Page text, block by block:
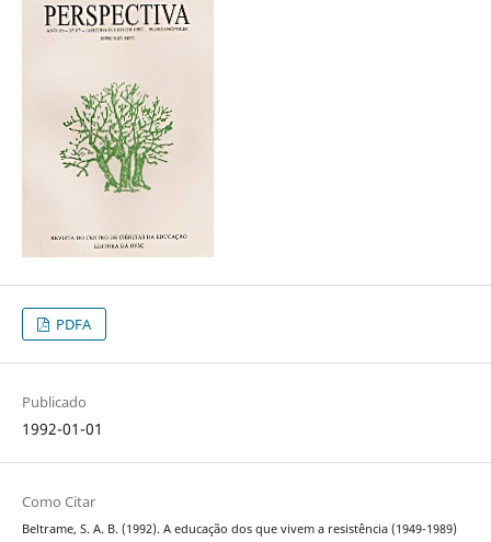
PDFA
Publicado
1992-01-01
Como Citar
Beltrame, S. A. B. (1992). A educação dos que vivem a resistência (1949-1989)